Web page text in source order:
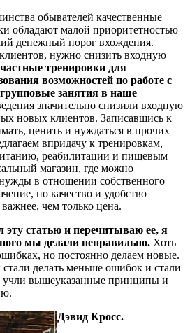
обывателей качественные
обладают малой приоритетностью
денежный порог вхождения.
нужно снизить входную
тренировки для
возможностей по работе с
занятия в наше
значительно снизили входную
новых клиентов. Записавшись к
ценить и нуждаться в прочих
впридачу к тренировкам,
реабилитации и пищевым
магазин, где можно
в отношении собственного
но качество и удобство
чем только цена.
эту статью и перечитываю ее, я
мы делали неправильно. Хоть
но постоянно делаем новые.
делать меньше ошибок и стали
учли вышеуказанные принципы и
Дэвид Кросс.